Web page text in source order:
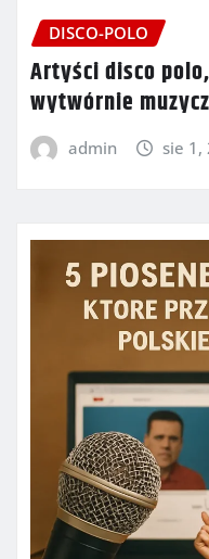
DISCO-POLO
Artyści disco
wytwórnie
admin sie 1,